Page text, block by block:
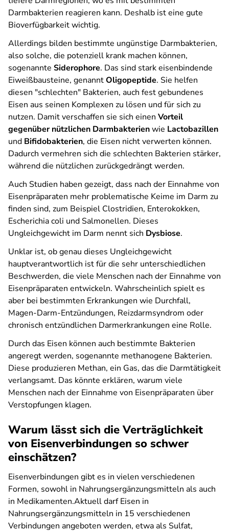
Darmbakterien reagieren kann. Deshalb ist eine gute
Bioverfügbarkeit wichtig.
Allerdings bilden bestimmte ungünstige Darmbakterien,
also solche, die potenziell krank machen können,
sogenannte Siderophore. Das sind stark eisenbindende
Eiweißbausteine, genanntOligopeptide. Sie helfen
diesen "schlechten" Bakterien, auch fest gebundenes
Eisen aus seinen Komplexen zu lösen und für sich zu
nutzen. Damit verschaffen sie sich einen Vorteil
gegenüber nützlichen Darmbakterienwie Lactobazillen
und Bifidobakterien, die Eisen nicht verwerten können.
Dadurch vermehren sich die schlechten Bakterien stärker,
während die nützlichen zurückgedrängt werden.
Auch Studien haben gezeigt, dass nach der Einnahme von
Eisenpräparaten mehr problematische Keime im Darm zu
finden sind, zum Beispiel Clostridien, Enterokokken,
Escherichia coli und Salmonellen. Dieses
Ungleichgewicht im Darm nennt sich Dysbiose.
Unklar ist, ob genau dieses Ungleichgewicht
hauptverantwortlich ist für die sehr unterschiedlichen
Beschwerden, die viele Menschen nach der Einnahme von
Eisenpräparaten entwickeln. Wahrscheinlich spielt es
aber bei bestimmten Erkrankungen wie Durchfall,
Magen-Darm-Entzündungen, Reizdarmsyndrom oder
chronisch entzündlichen Darmerkrankungen eine Rolle.
Durch das Eisen können auch bestimmte Bakterien
angeregt werden, sogenannte methanogene Bakterien.
Diese produzieren Methan, ein Gas, das die Darmtätigkeit
verlangsamt. Das könnte erklären, warum viele
Menschen nach der Einnahme von Eisenpräparaten über
Verstopfungen klagen.
Warum lässt sich die Verträglichkeit
von Eisenverbindungen so schwer
einschätzen?
Eisenverbindungen gibt es in vielen verschiedenen
Formen, sowohl in Nahrungsergänzungsmitteln als auch
in Medikamenten.Aktuell darf Eisen in
Nahrungsergänzungsmitteln in 15 verschiedenen
Verbindungen angeboten werden, etwa als Sulfat,